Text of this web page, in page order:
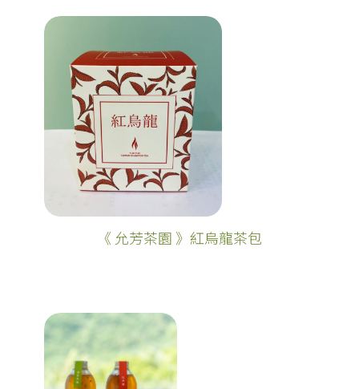
《 允芳茶園 》紅烏龍茶包